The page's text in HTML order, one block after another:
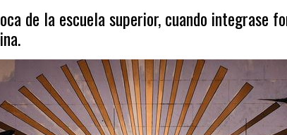
de la escuela superior, cuando integrase